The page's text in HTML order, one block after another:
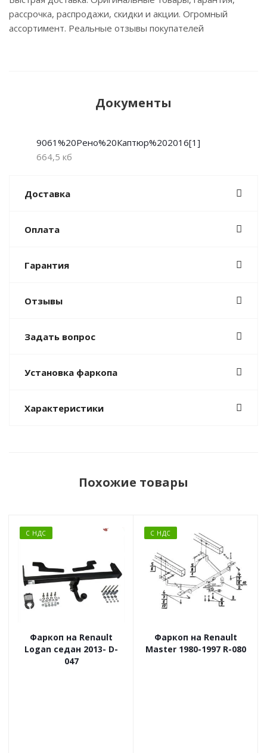
рассрочка, распродажи, скидки и акции. Огромный
ассортимент. Реальные отзывы покупателей
Документы
9061%20Рено%20Каптюр%202016[1]
664,5 кб
Доставка
Оплата
Гарантия
Отзывы
Задать вопрос
Установка фаркопа
Характеристики
Похожие товары
С НДС
Фаркоп на Renault
Logan седан 2013- D-
047
С НДС
Фаркоп на Renault
Master 1980-1997 R-080